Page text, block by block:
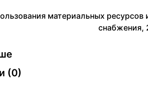
материальных
снабжения,
(0)